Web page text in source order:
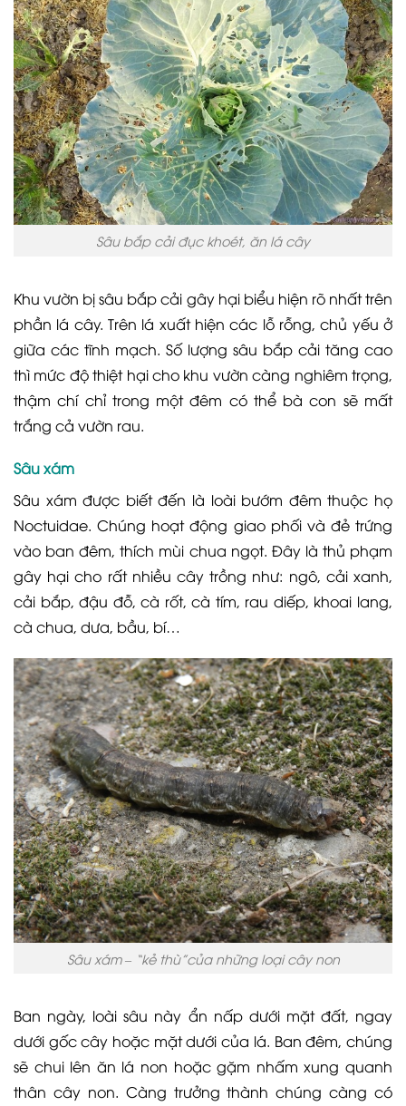
Sâu bắp cải đục khoét, ăn lá cây
Khu vườn bị sâu bắp cải gây hại biểu hiện rõ nhất trên
phần lá cây. Trên lá xuất hiện các lỗ rỗng, chủ yếu ở
giữa các tĩnh mạch. Số lượng sâu bắp cải tăng cao
thì mức độ thiệt hại cho khu vườn càng nghiêm trọng,
thậm chí chỉ trong một đêm có thể bà con sẽ mất
trắng cả vườn rau.
Sâu xám
Sâu xám được biết đến là loài bướm đêm thuộc họ
Noctuidae. Chúng hoạt động giao phối và đẻ trứng
vào ban đêm, thích mùi chua ngọt. Đây là thủ phạm
gây hại cho rất nhiều cây trồng như: ngô, cải xanh,
cải bắp, đậu đỗ, cà rốt, cà tím, rau diếp, khoai lang,
cà chua, dưa, bầu, bí…
Sâu xám – “kẻ thù”của những loại cây non
Ban ngày, loài sâu này ẩn nấp dưới mặt đất, ngay
dưới gốc cây hoặc mặt dưới của lá. Ban đêm, chúng
sẽ chui lên ăn lá non hoặc gặm nhấm xung quanh
thân cây non. Càng trưởng thành chúng càng có